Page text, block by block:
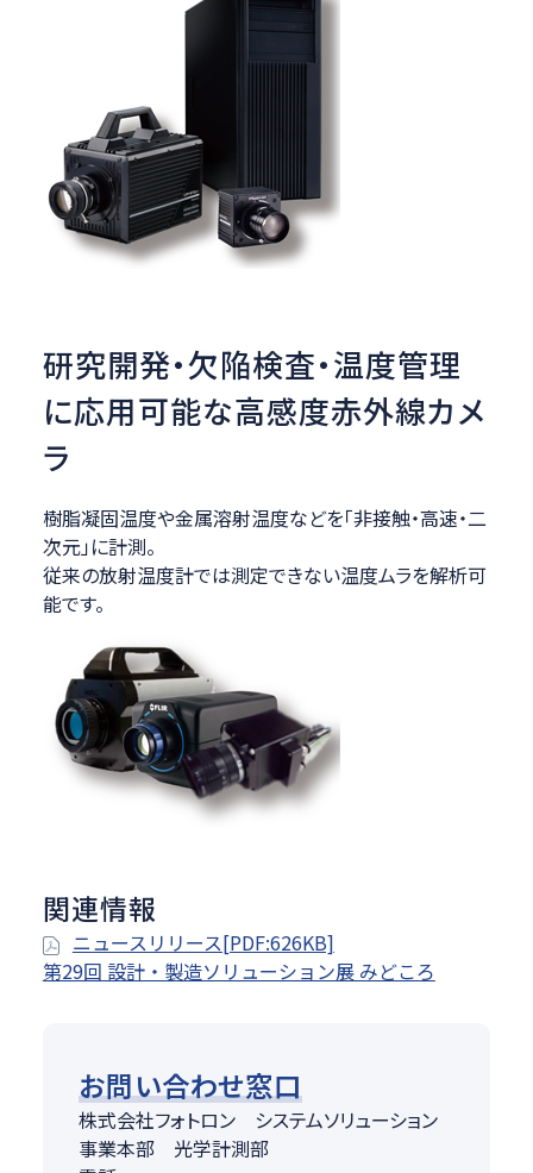
研究開発・欠陥検査・温度管理
に応用可能な高感度赤外線カメ
ラ
樹脂凝固温度や金属溶射温度などを「非接触・高速・二
次元」に計測。
従来の放射温度計では測定できない温度ムラを解析可
能です。
関連情報
ニュースリリース[PDF:626KB]
第29回 設計・製造ソリューション展 みどころ
お問い合わせ窓口
株式会社フォトロン システムソリューション
事業本部 光学計測部